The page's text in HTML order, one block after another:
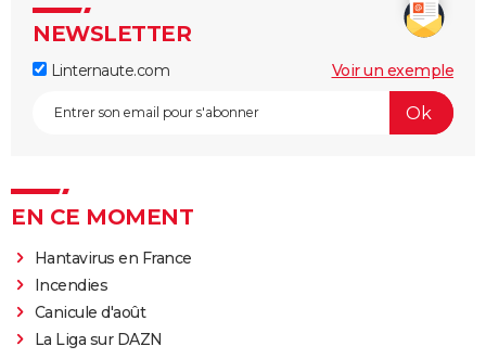
NEWSLETTER
Linternaute.com Voir un exemple
EN CE MOMENT
Hantavirus en France
Incendies
Canicule d'août
La Liga sur DAZN